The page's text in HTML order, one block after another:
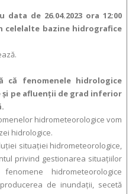
de 26.04.2023 ora 12:00
celelalte bazine hidrografice
hidrologice
pe afluenții de grad inferior
hidrometeorologice vom
hidrologice.
situației hidrometeorologice,
privind gestionarea situaţiilor
hidrometeorologice
de inundații, secetă